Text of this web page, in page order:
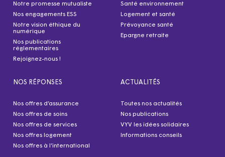
Notre promesse mutualiste
Nos engagements ESS
Notre vision éthique du
numérique
Nos publications
réglementaires
Rejoignez-nous !
Santé environnement
Logement et santé
Prévoyance santé
Epargne retraite
NOS RÉPONSES
Nos offres d’assurance
Nos offres de soins
Nos offres de services
Nos offres logement
Nos offres à l’international
ACTUALITÉS
Toutes nos actualités
Nos publications
VYV les idées solidaires
Informations conseils